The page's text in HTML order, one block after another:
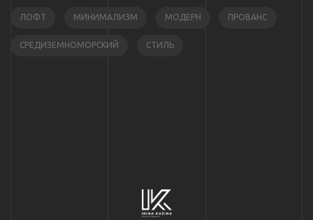
ЛОФТ МИНИМАЛИЗМ МОДЕРН ПРОВАНС
СРЕДИЗЕМНОМОРСКИЙ СТИЛЬ